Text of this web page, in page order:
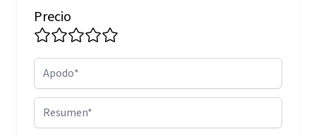
Precio
Apodo
Resumen